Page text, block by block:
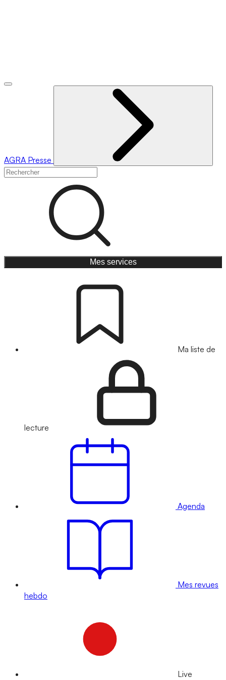
AGRA Presse
Mes services
Ma liste de
lecture
Agenda
Mes revues
hebdo
Live